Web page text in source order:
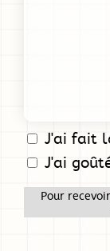
J'ai fait
J'ai
Pour